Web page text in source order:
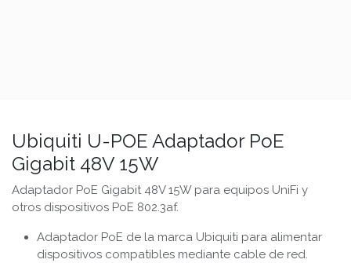
Ubiquiti U-POE Adaptador PoE
Gigabit 48V 15W
Adaptador PoE Gigabit 48V 15W para equipos UniFi y
otros dispositivos PoE 802.3af.
Adaptador PoE de la marca Ubiquiti para alimentar
dispositivos compatibles mediante cable de red.